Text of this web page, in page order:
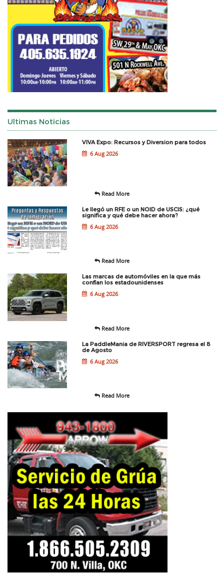
Ultimas Noticias
VIVA Expo: Recursos y Diversion para todos
6 Aug 2026
Read More
Le llegó un RFE o un NOID de USCIS: ¿qué
significa y qué debe hacer ahora?
6 Aug 2026
Read More
Las marcas de automóviles en la que más
confían los estadounidenses
6 Aug 2026
Read More
La PaddleMania de RIVERSPORT regresa el 8
de Agosto
6 Aug 2026
Read More